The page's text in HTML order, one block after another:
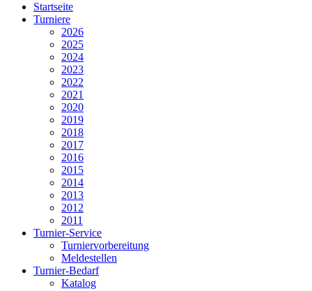
Startseite
Turniere
2026
2025
2024
2023
2022
2021
2020
2019
2018
2017
2016
2015
2014
2013
2012
2011
Turnier-Service
Turniervorbereitung
Meldestellen
Turnier-Bedarf
Katalog